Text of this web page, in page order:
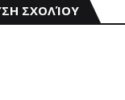
ΣΧΟΛΊΟΥ